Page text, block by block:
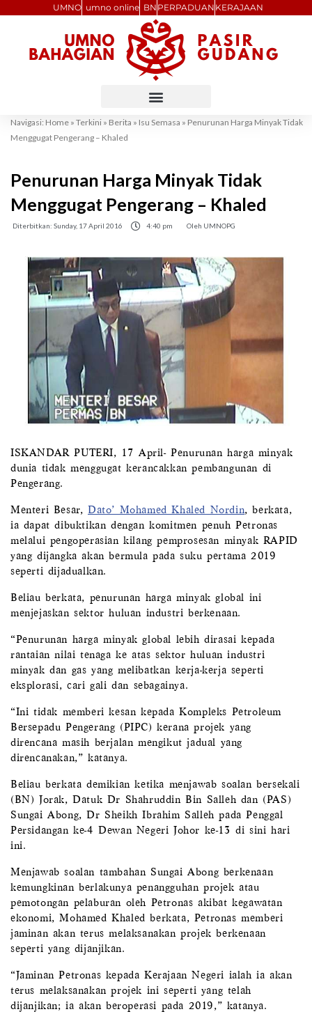
content
UMNO umno online BN PERPADUAN KERAJAAN
Navigasi: Home » Terkini » Berita » Isu Semasa » Penurunan Harga Minyak Tidak
Menggugat Pengerang – Khaled
Penurunan Harga Minyak Tidak
Menggugat Pengerang – Khaled
Diterbitkan: Sunday, 17 April 2016 4:40 pm Oleh UMNOPG
ISKANDAR PUTERI, 17 April- Penurunan harga minyak
dunia tidak menggugat kerancakkan pembangunan di
Pengerang.
Menteri Besar, Dato’ Mohamed Khaled Nordin, berkata,
ia dapat dibuktikan dengan komitmen penuh Petronas
melalui pengoperasian kilang pemprosesan minyak RAPID
yang dijangka akan bermula pada suku pertama 2019
seperti dijadualkan.
Beliau berkata, penurunan harga minyak global ini
menjejaskan sektor huluan industri berkenaan.
“Penurunan harga minyak global lebih dirasai kepada
rantaian nilai tenaga ke atas sektor huluan industri
minyak dan gas yang melibatkan kerja-kerja seperti
eksplorasi, cari gali dan sebagainya.
“Ini tidak memberi kesan kepada Kompleks Petroleum
Bersepadu Pengerang (PIPC) kerana projek yang
direncana masih berjalan mengikut jadual yang
direncanakan,” katanya.
Beliau berkata demikian ketika menjawab soalan bersekali
(BN) Jorak, Datuk Dr Shahruddin Bin Salleh dan (PAS)
Sungai Abong, Dr Sheikh Ibrahim Salleh pada Penggal
Persidangan ke-4 Dewan Negeri Johor ke-13 di sini hari
ini.
Menjawab soalan tambahan Sungai Abong berkenaan
kemungkinan berlakunya penangguhan projek atau
pemotongan pelaburan oleh Petronas akibat kegawatan
ekonomi, Mohamed Khaled berkata, Petronas memberi
jaminan akan terus melaksanakan projek berkenaan
seperti yang dijanjikan.
“Jaminan Petronas kepada Kerajaan Negeri ialah ia akan
terus melaksanakan projek ini seperti yang telah
dijanjikan; ia akan beroperasi pada 2019,” katanya.